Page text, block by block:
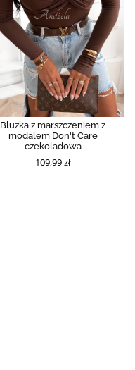
Bluzka z marszczeniem z
modalem Don't Care
czekoladowa
109,99 zł